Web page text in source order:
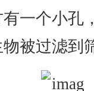
一个小孔
被过滤到